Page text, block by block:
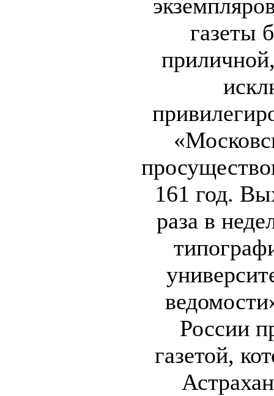
газеты
161 год.
раза в
России
газетой,